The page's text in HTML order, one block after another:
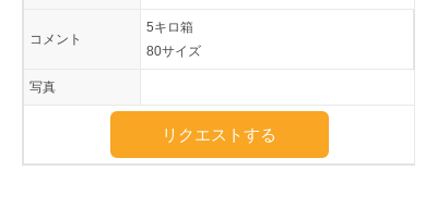
コメント
5キロ箱
80サイズ
写真
リクエストする